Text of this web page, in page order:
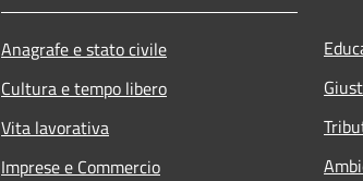
Anagrafe e stato civile
Cultura e tempo libero
Vita lavorativa
Imprese e Commercio